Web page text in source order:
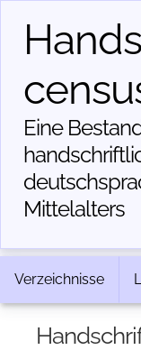
Eine
Mittelalters
Verzeichnisse